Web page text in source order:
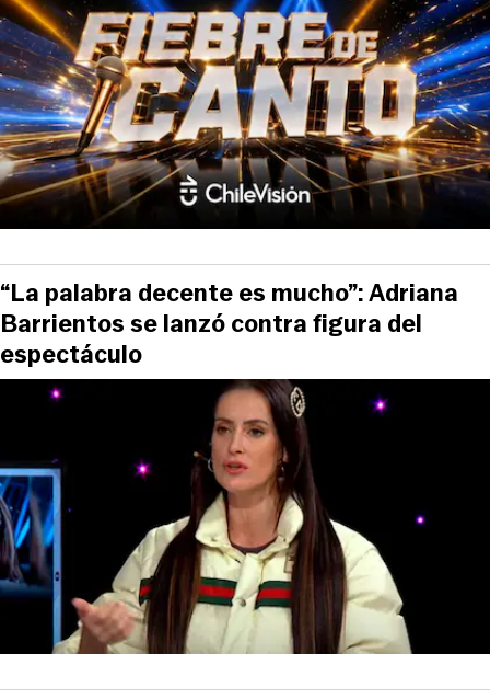
“La palabra decente es mucho”: Adriana
Barrientos se lanzó contra figura del
espectáculo